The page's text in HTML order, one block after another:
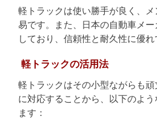
軽トラックは使い勝手が良く、
易です。また、日本の自動車メ
しており、信頼性と耐久性に優れ
軽トラックの活用法
軽トラックはその小型ながらも
に対応することから、以下のよ
ます：